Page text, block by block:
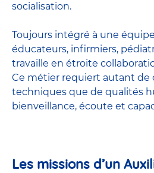
socialisation.
Toujours intégré à une
éducateurs, infirmiers,
travaille en étroite
Ce métier requiert autant de
techniques que de qualités
bienveillance, écoute et
Les missions d’un